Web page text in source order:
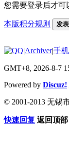
您需要登录后才可
本版积分规则 发
|Archiver|手
GMT+8, 2026-8-7
Powered by Discuz!
© 2001-2013 无锡
快速回复 返回顶部